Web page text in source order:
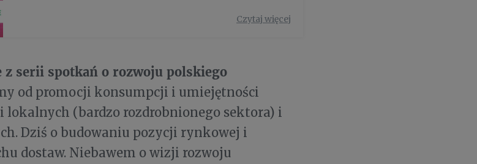
Czytaj więcej
z serii spotkań o rozwoju polskiego
od promocji konsumpcji i umiejętności
lokalnych (bardzo rozdrobnionego sektora) i
Dziś o budowaniu pozycji rynkowej i
dostaw. Niebawem o wizji rozwoju